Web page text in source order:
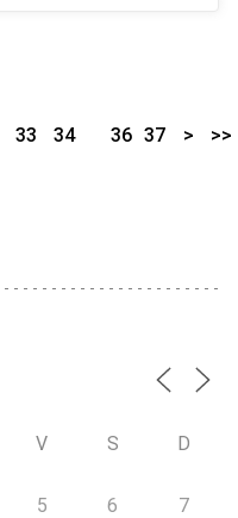
33
34
36 37 > >>
V S D
5 6 7